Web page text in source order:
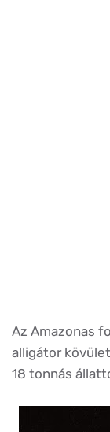
Az Amazonas
alligátor
18 tonnás